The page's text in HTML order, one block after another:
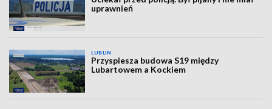
uprawnień
LUBLIN
Przyspiesza budowa S19 między
Lubartowem a Kockiem